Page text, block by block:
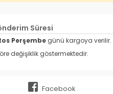
Süresi
Perşembe günü kargoya verilir.
değişiklik göstermektedir.
Facebook